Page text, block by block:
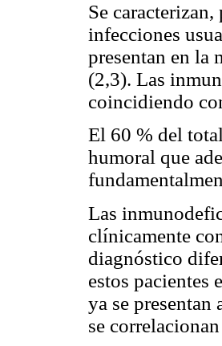
Se
infecciones
presentan en la
(2,3). Las
coincidiendo
El 60 % del
humoral que
Las
clínicamente
diagnóstico
estos pacientes
ya se
se